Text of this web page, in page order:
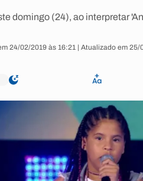
domingo (24), ao interpretar
24/02/2019 às 16:21 | Atualizado em 25/